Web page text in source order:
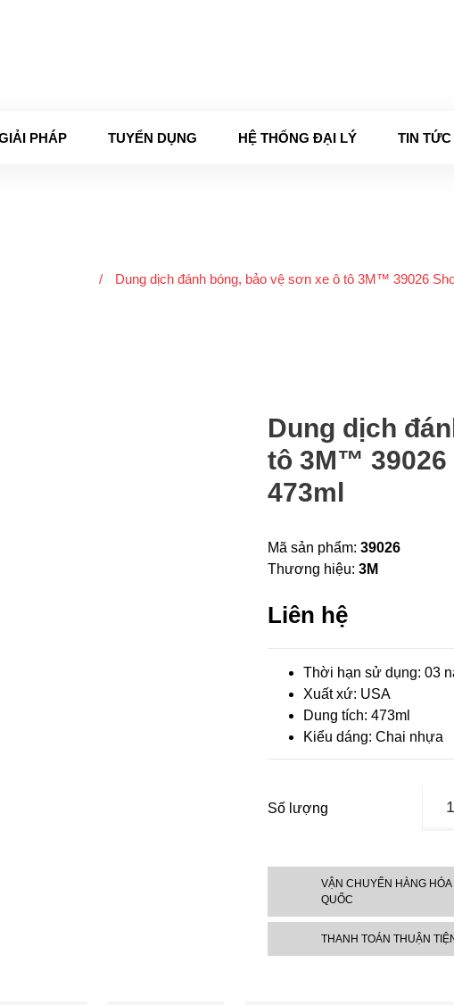
PHÁP TUYỂN DỤNG HỆ THỐNG ĐẠI LÝ TIN TỨC
/ Dung dịch đánh bóng, bảo vệ sơn xe ô tô 3M™ 39026
Dung dịch
tô 3M™ 39026
473ml
Mã sản phẩm: 39026
Thương hiệu: 3M
Liên hệ
Thời hạn sử dụng: 03
Xuất xứ: USA
Dung tích: 473ml
Kiểu dáng: Chai nhựa
Số lượng
dịch
bảo
sơn
xe
VẬN CHUYỂN HÀNG HÓA
QUỐC
THANH TOÁN THUẬN